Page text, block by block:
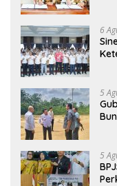
6
5
5